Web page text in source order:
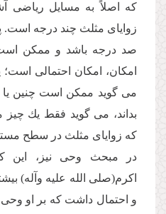
كه اصلاً به مسایل ریاضى
زوایاى مثلث چند درجه
صد درجه باشد و ممكن
امكان، امكان احتمالى
مى گوید ممكن است چنین یا
بداند، مى گوید فقط یك
كه زوایاى مثلث در سطح مستوى، 180
در مبحث وحى نیز، این
اكرم(صلى الله علیه وآله)
و احتمال داشت كه بر او وحى